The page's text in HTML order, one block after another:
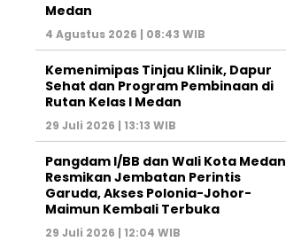
Medan
4 Agustus 2026 | 08:43 WIB
Kemenimipas Tinjau Klinik, Dapur
Sehat dan Program Pembinaan di
Rutan Kelas I Medan
29 Juli 2026 | 13:13 WIB
Pangdam I/BB dan Wali Kota Medan
Resmikan Jembatan Perintis
Garuda, Akses Polonia-Johor-
Maimun Kembali Terbuka
29 Juli 2026 | 12:04 WIB